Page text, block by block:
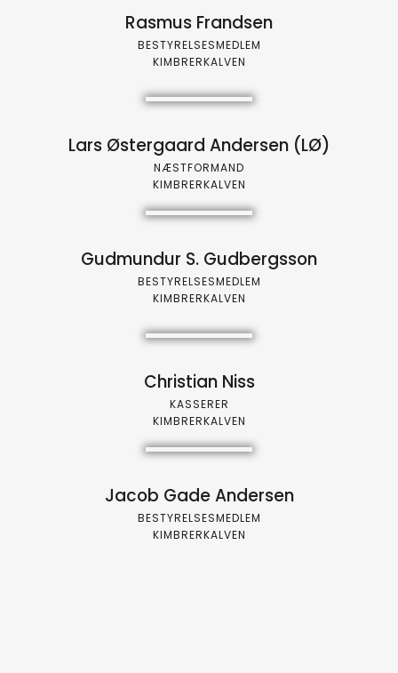
Rasmus Frandsen
BESTYRELSESMEDLEM
KIMBRERKALVEN
Lars Østergaard Andersen (LØ)
NÆSTFORMAND
KIMBRERKALVEN
Gudmundur S. Gudbergsson
BESTYRELSESMEDLEM
KIMBRERKALVEN
Christian Niss
KASSERER
KIMBRERKALVEN
Jacob Gade Andersen
BESTYRELSESMEDLEM
KIMBRERKALVEN